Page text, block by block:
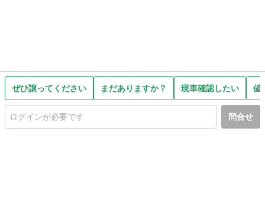
ぜひ譲ってください まだありますか？ 現車確認したい 値
問合せ